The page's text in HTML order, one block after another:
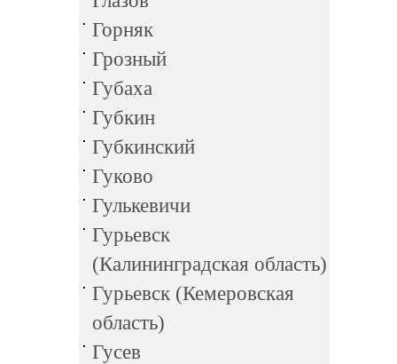
Горняк
Грозный
Губаха
Губкин
Губкинский
Гуково
Гулькевичи
Гурьевск
(Калининградская область)
Гурьевск (Кемеровская
область)
Гусев